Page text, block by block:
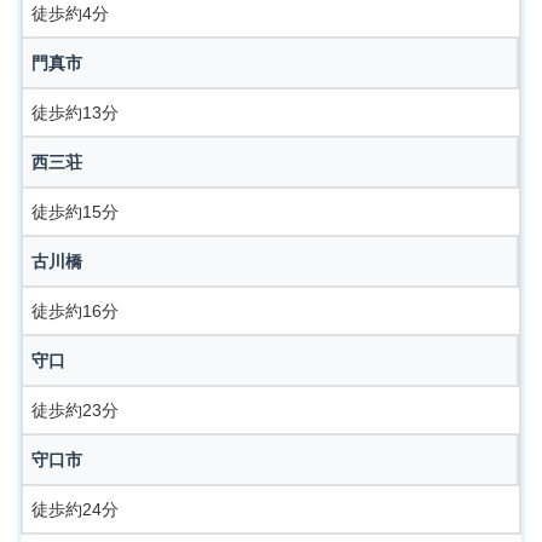
徒歩約4分
門真市
徒歩約13分
西三荘
徒歩約15分
古川橋
徒歩約16分
守口
徒歩約23分
守口市
徒歩約24分